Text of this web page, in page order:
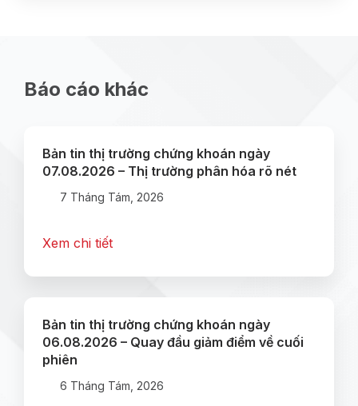
Báo cáo khác
Bản tin thị trường chứng khoán ngày
07.08.2026 – Thị trường phân hóa rõ nét
7 Tháng Tám, 2026
Xem chi tiết
Bản tin thị trường chứng khoán ngày
06.08.2026 – Quay đầu giảm điểm về cuối
phiên
6 Tháng Tám, 2026